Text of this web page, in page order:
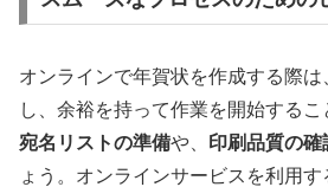
オンラインで年賀状を作成する際は
し、余裕を持って作業を開始するこ
宛名リストの準備や、 印刷品質の確
ょう。オンラインサービスを利用